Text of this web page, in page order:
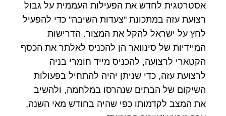
אסטרטגית לחדש את הפעילות העממית על גבול
רצועת עזה במתכונת "צעדות השיבה" כדי להפעיל
לחץ על ישראל להקל את המצור. הדרישות
המיידיות של סינוואר הן להכניס לאלתר את הכסף
הקטארי לרצועה, להכניס מייד חומרי בניה
לרצועת עזה, כדי שניתן יהיה להתחיל בפעולות
השיקום של הבתים שנהרסו במלחמה, ולהשיב
את המצב לקדמותו כפי שהיה בחודש מאי השנה,